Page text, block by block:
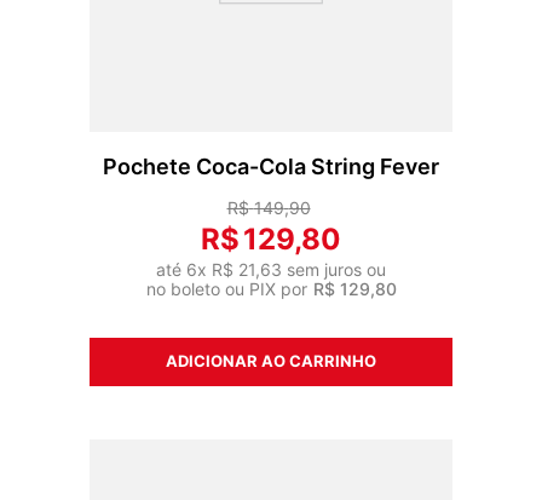
Pochete Coca-Cola String Fever
R$ 149,90
R$129,80
até 6x R$ 21,63 sem juros ou
no boleto ou PIX por R$ 129,80
ADICIONAR AO CARRINHO